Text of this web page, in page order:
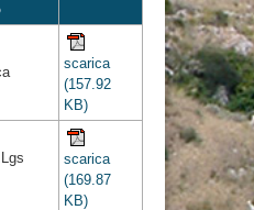
scarica
(157.92
KB)
scarica
(169.87
KB)